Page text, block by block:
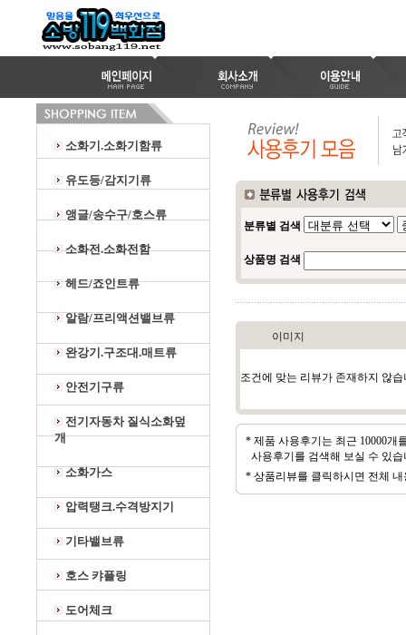
소화기.소화기함류
유도등/감지기류
앵글/송수구/호스류
소화전.소화전함
헤드/죠인트류
알람/프리액션밸브류
완강기.구조대.매트류
안전기구류
전기자동차 질식소화덮
개
소화가스
압력탱크.수격방지기
기타밸브류
호스 캬플링
도어체크
분류별 검색
상품명 검색
이미지
조건에 맞는 리뷰가 존재하지 않습
* 제품 사용후기는 최근 10000개
사용후기를 검색해 보실 수 있
* 상품리뷰를 클릭하시면 전체